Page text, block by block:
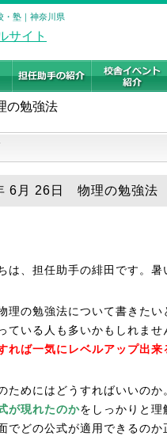
・塾｜神奈川県
の勉強法
6月 26日 物理の勉強法
は、担任助手の緋田です。暑
理の勉強法について書きたい
ている人も多いかもしれませ
れば一気にレベルアップ出来
ためにはどうすればいいのか
が現れたのかをしっかりと理
でどの公式が適用できるの